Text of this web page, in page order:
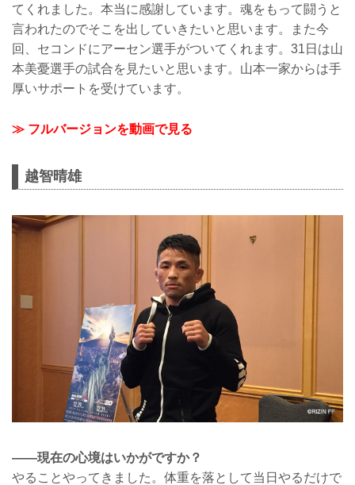
てくれました。本当に感謝しています。魂をもって闘うと
言われたのでそこを出していきたいと思います。また今
回、セコンドにアーセン選手がついてくれます。31日は山
本美憂選手の試合を見たいと思います。山本一家からは手
厚いサポートを受けています。
≫ フルバージョンを動画で見る
越智晴雄
——現在の心境はいかがですか？
やることやってきました。体重を落として当日やるだけで